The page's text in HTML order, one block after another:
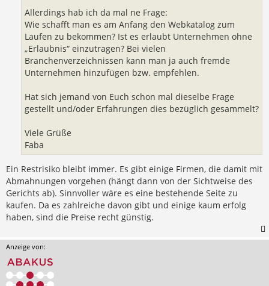
Allerdings hab ich da mal ne Frage:
Wie schafft man es am Anfang den Webkatalog zum
Laufen zu bekommen? Ist es erlaubt Unternehmen ohne
„Erlaubnis“ einzutragen? Bei vielen
Branchenverzeichnissen kann man ja auch fremde
Unternehmen hinzufügen bzw. empfehlen.
Hat sich jemand von Euch schon mal dieselbe Frage
gestellt und/oder Erfahrungen dies bezüglich gesammelt?
Viele Grüße
Faba
Ein Restrisiko bleibt immer. Es gibt einige Firmen, die damit mit
Abmahnungen vorgehen (hängt dann von der Sichtweise des
Gerichts ab). Sinnvoller wäre es eine bestehende Seite zu
kaufen. Da es zahlreiche davon gibt und einige kaum erfolg
haben, sind die Preise recht günstig.
Anzeige von: